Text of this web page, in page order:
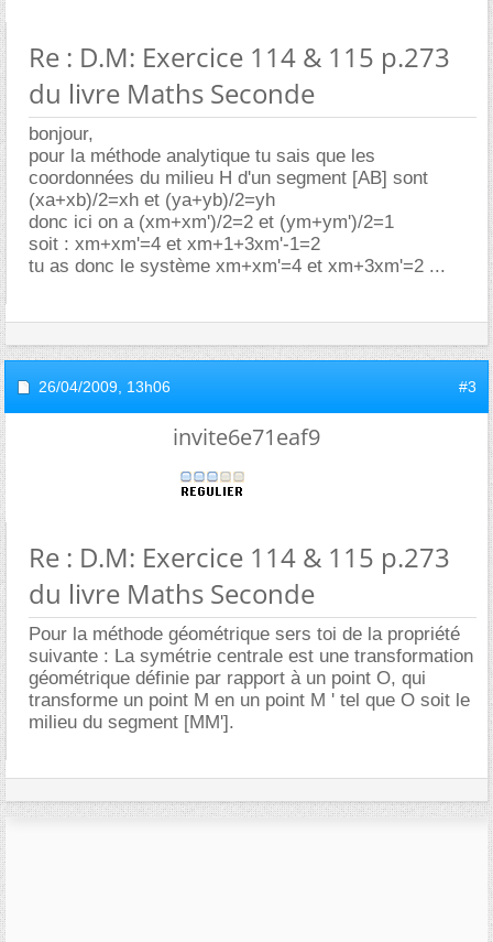
Re : D.M: Exercice 114 & 115 p.273
du livre Maths Seconde
bonjour,
pour la méthode analytique tu sais que les
coordonnées du milieu H d'un segment [AB] sont
(xa+xb)/2=xh et (ya+yb)/2=yh
donc ici on a (xm+xm')/2=2 et (ym+ym')/2=1
soit : xm+xm'=4 et xm+1+3xm'-1=2
tu as donc le système xm+xm'=4 et xm+3xm'=2 ...
26/04/2009, 13h06 #3
invite6e71eaf9
Re : D.M: Exercice 114 & 115 p.273
du livre Maths Seconde
Pour la méthode géométrique sers toi de la propriété
suivante : La symétrie centrale est une transformation
géométrique définie par rapport à un point O, qui
transforme un point M en un point M ' tel que O soit le
milieu du segment [MM'].